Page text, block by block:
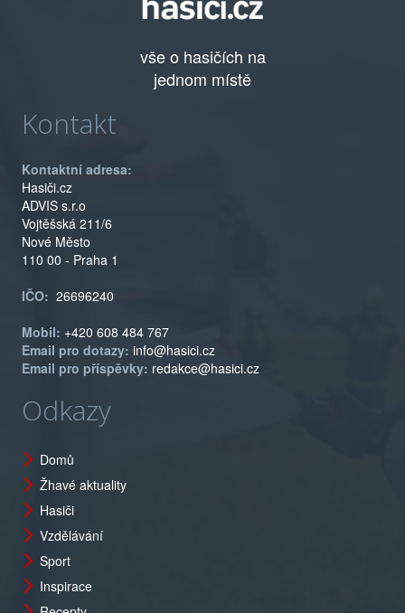
vše o hasičích na
jednom místě
Kontakt
Kontaktní adresa:
Hasiči.cz
ADVIS s.r.o
Vojtěšská 211/6
Nové Město
110 00 - Praha 1
IČO: 26696240
Mobil: +420 608 484 767
Email pro dotazy: info@hasici.cz
Email pro příspěvky: redakce@hasici.cz
Odkazy
Domů
Žhavé aktuality
Hasiči
Vzdělávání
Sport
Inspirace